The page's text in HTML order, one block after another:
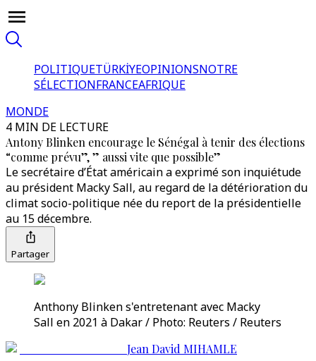
POLITIQUETÜRKİYEOPINIONSNOTRE
SÉLECTIONFRANCEAFRIQUE
MONDE
4 MIN DE LECTURE
Antony Blinken encourage le Sénégal à tenir des élections
“comme prévu”, ” aussi vite que possible”
Le secrétaire d’État américain a exprimé son inquiétude
au président Macky Sall, au regard de la détérioration du
climat socio-politique née du report de la présidentielle
au 15 décembre.
Partager
Anthony Blinken s'entretenant avec Macky
Sall en 2021 à Dakar / Photo: Reuters / Reuters
Jean David MIHAMLE